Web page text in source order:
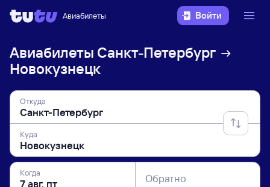
Авиабилеты Войти
Авиабилеты Санкт-Петербург
Новокузнецк
Откуда
Куда
Когда Обратно